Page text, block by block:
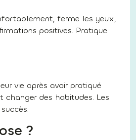
ferme les yeux,
positives. Pratique
vie après avoir pratiqué
changer des habitudes. Les
?